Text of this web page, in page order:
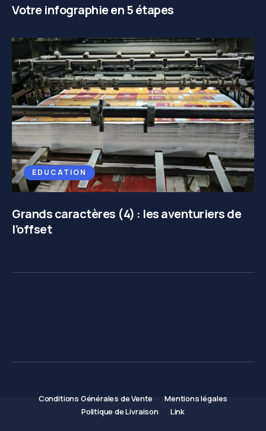
Votre infographie en 5 étapes
EDUCATION
Grands caractères (4) : les aventuriers de
l’offset
Conditions Générales de Vente
Mentions légales
Politique de Livraison
Link